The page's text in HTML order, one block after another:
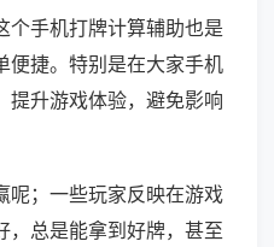
个手机打牌计算辅助也是
便捷。特别是在大家手机
提升游戏体验，避免影响
呢；一些玩家反映在游戏
，总是能拿到好牌，甚至